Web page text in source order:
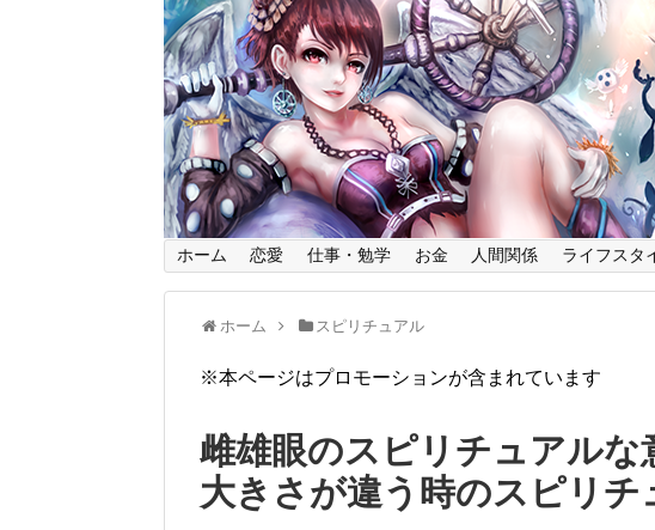
ホーム 恋愛 仕事・勉学 お金 人間関係 ライフスタ
ホーム スピリチュアル
※本ページはプロモーションが含まれています
雌雄眼のスピリチュアルな
大きさが違う時のスピリ